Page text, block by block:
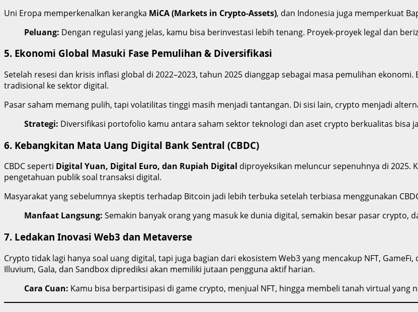
Uni Eropa memperkenalkan kerangka MiCA (Markets in Crypto-Assets), dan Indonesia juga memperkuat
Peluang: Dengan regulasi yang jelas, kamu bisa berinvestasi lebih tenang. Proyek-proyek legal dan
5. Ekonomi Global Masuki Fase Pemulihan & Diversifikasi
Setelah resesi dan krisis inflasi global di 2022–2023, tahun 2025 dianggap sebagai masa pemulihan
tradisional ke sektor digital.
Pasar saham memang pulih, tapi volatilitas tinggi masih menjadi tantangan. Di sisi lain, crypto menjadi
Strategi: Diversifikasi portofolio kamu antara saham sektor teknologi dan aset crypto berkualitas bisa
6. Kebangkitan Mata Uang Digital Bank Sentral (CBDC)
CBDC seperti Digital Yuan, Digital Euro, dan Rupiah Digital diproyeksikan meluncur sepenuhnya di 2025.
pengetahuan publik soal transaksi digital.
Masyarakat yang sebelumnya skeptis terhadap Bitcoin jadi lebih terbuka setelah terbiasa menggunakan
Manfaat Langsung: Semakin banyak orang yang masuk ke dunia digital, semakin besar pasar crypto,
7. Ledakan Inovasi Web3 dan Metaverse
Crypto tidak lagi hanya soal uang digital, tapi juga bagian dari ekosistem Web3 yang mencakup NFT,
Illuvium, Gala, dan Sandbox diprediksi akan memiliki jutaan pengguna aktif harian.
Cara Cuan: Kamu bisa berpartisipasi di game crypto, menjual NFT, hingga membeli tanah virtual yang